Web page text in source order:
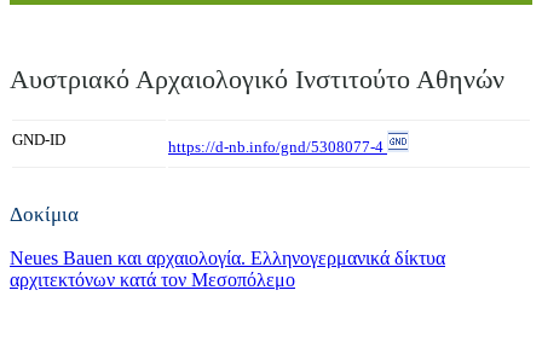
Αυστριακό Αρχαιολογικό Ινστιτούτο Αθηνών
GND-ID https://d-nb.info/gnd/5308077-4
Δοκίμια
Neues Bauen και αρχαιολογία. Ελληνογερμανικά δίκτυα
αρχιτεκτόνων κατά τον Μεσοπόλεμο